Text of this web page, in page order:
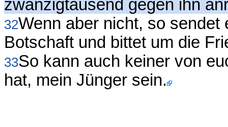
zwanzigtausend gegen ihn
32Wenn aber nicht, so sendet
Botschaft und bittet um die
33So kann auch keiner von
hat, mein Jünger sein.